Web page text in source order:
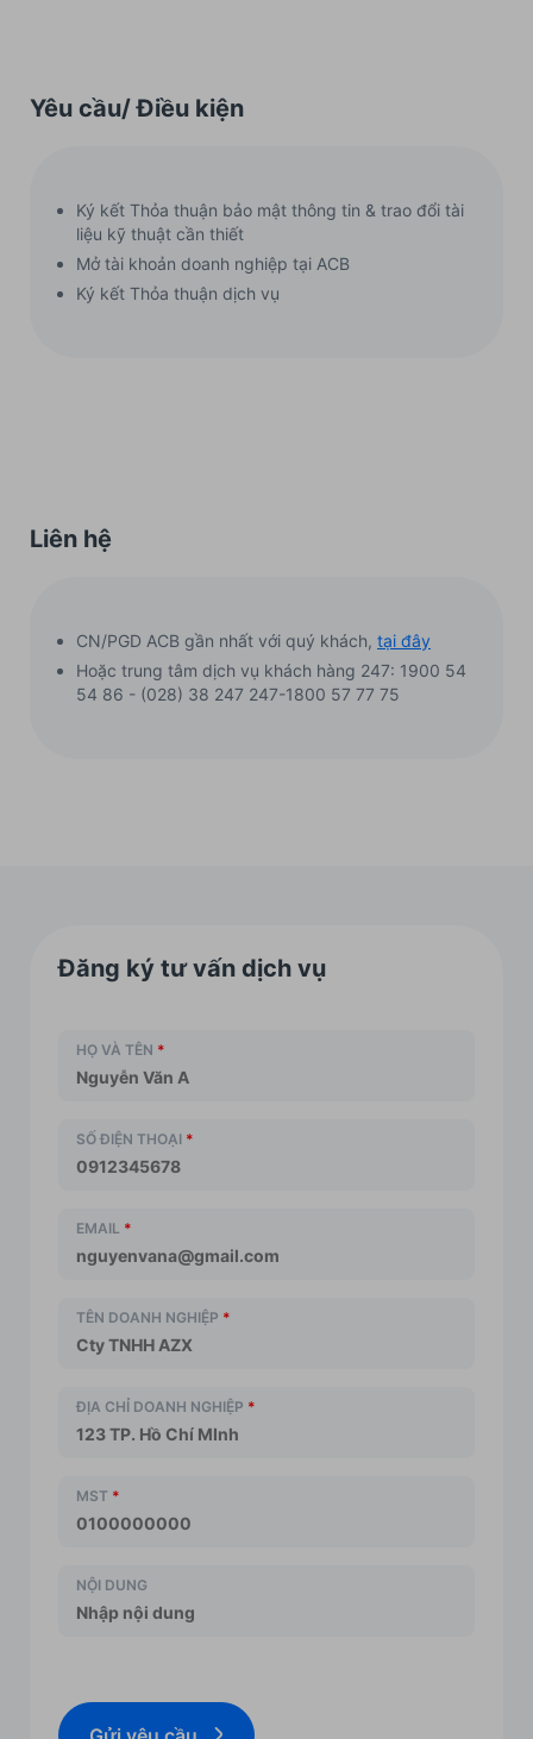
Yêu cầu/ Điều kiện
Ký kết Thỏa thuận bảo mật thông tin & trao đổi tài
liệu kỹ thuật cần thiết
Mở tài khoản doanh nghiệp tại ACB
Ký kết Thỏa thuận dịch vụ
Liên hệ
CN/PGD ACB gần nhất với quý khách, tại đây
Hoặc trung tâm dịch vụ khách hàng 247: 1900 54
54 86 - (028) 38 247 247-1800 57 77 75
Đăng ký tư vấn dịch vụ
HỌ VÀ TÊN *
SỐ ĐIỆN THOẠI *
EMAIL *
TÊN DOANH NGHIỆP *
ĐỊA CHỈ DOANH NGHIỆP *
MST *
NỘI DUNG